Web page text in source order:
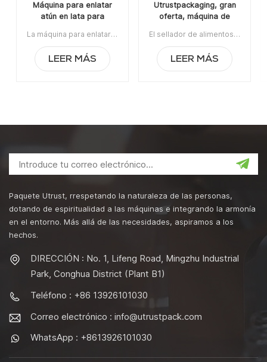
Máquina para enlatar
atún en lata para
envasado de alimentos
La máquina para enlatar atún en latas para fabricantes de envasado de alimentos es aplicable para sellar varias latas redondas, incluidas botellas de plástico PET, latas de hojalata, latas de aluminio, latas de papel, etc.Con una estructura de rodillo de sellado de diseño patentado nacional, su velocidad estable puede alcanzar hasta 60 latas por minuto con un menor consumo de energía. Artículo N.°: UT1AFG2Pedido mínimo: 1Pago: T/TPuerto de embarque: GuangzhouRegión original: Guangzhou, ChinaPlazo de entrega: 10 días después de recibir el depósito.
LEER MÁS
Utrustpackaging, gran
oferta, máquina de
sellador de alimentos
El sellador de alimentos enlatados de la máquina de sellado de latas manual de venta caliente de Utrustpackaging es adecuado para sellar todo tipo de latas de PET / latas de papel compuesto, latas u otros recipientes redondos. Alta eficiencia por transmisión mecánica, estructuras simples y convenientes de mantener, peso ligero y fácil de operar.La orden mínima:1Pago:T/TPuerto de embarque:CantónRegión original:PorcelanaTiempo de espera:3-5 días después de recibir el depósito
LEER MÁS
Paquete Utrust, rrespetando la naturaleza de las personas,
dotando de espiritualidad a las máquinas e integrando la armonía
en el entorno. Más allá de las necesidades, aspiramos a los
hechos.
DIRECCIÓN : No. 1, Lifeng Road, Mingzhu Industrial
Park, Conghua District (Plant B1)
Teléfono : +86 13926101030
Correo electrónico : info@utrustpack.com
WhatsApp : +8613926101030